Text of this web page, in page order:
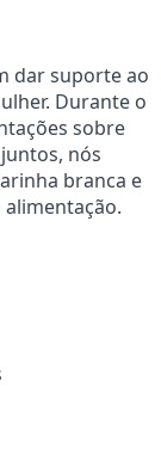
dar suporte ao
Durante o
sobre
nós
branca e